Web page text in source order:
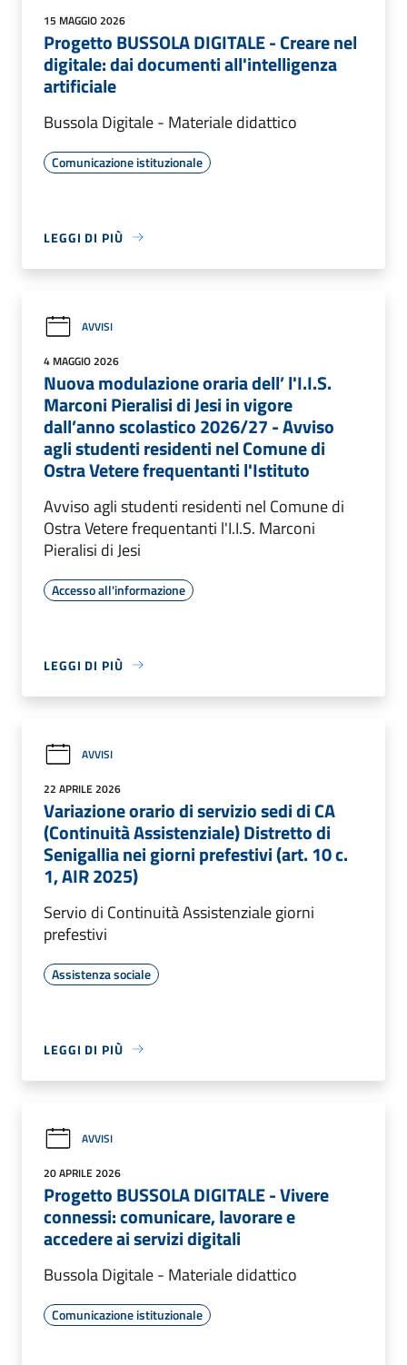
15 MAGGIO 2026
Progetto BUSSOLA DIGITALE - Creare nel
digitale: dai documenti all'intelligenza
artificiale
Bussola Digitale - Materiale didattico
Comunicazione istituzionale
LEGGI DI PIÙ
AVVISI
4 MAGGIO 2026
Nuova modulazione oraria dell’ l'I.I.S.
Marconi Pieralisi di Jesi in vigore
dall’anno scolastico 2026/27 - Avviso
agli studenti residenti nel Comune di
Ostra Vetere frequentanti l'Istituto
Avviso agli studenti residenti nel Comune di
Ostra Vetere frequentanti l'I.I.S. Marconi
Pieralisi di Jesi
Accesso all'informazione
LEGGI DI PIÙ
AVVISI
22 APRILE 2026
Variazione orario di servizio sedi di CA
(Continuità Assistenziale) Distretto di
Senigallia nei giorni prefestivi (art. 10 c.
1, AIR 2025)
Servio di Continuità Assistenziale giorni
prefestivi
Assistenza sociale
LEGGI DI PIÙ
AVVISI
20 APRILE 2026
Progetto BUSSOLA DIGITALE - Vivere
connessi: comunicare, lavorare e
accedere ai servizi digitali
Bussola Digitale - Materiale didattico
Comunicazione istituzionale